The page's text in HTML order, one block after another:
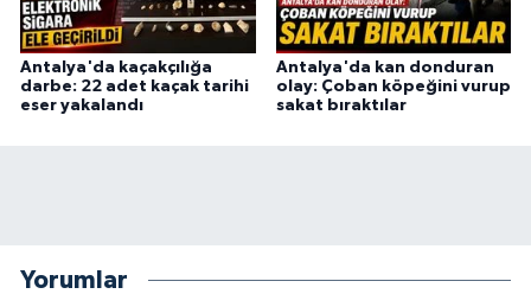
Antalya'da kaçakçılığa
darbe: 22 adet kaçak tarihi
eser yakalandı
Antalya'da kan donduran
olay: Çoban köpeğini vurup
sakat bıraktılar
Yorumlar